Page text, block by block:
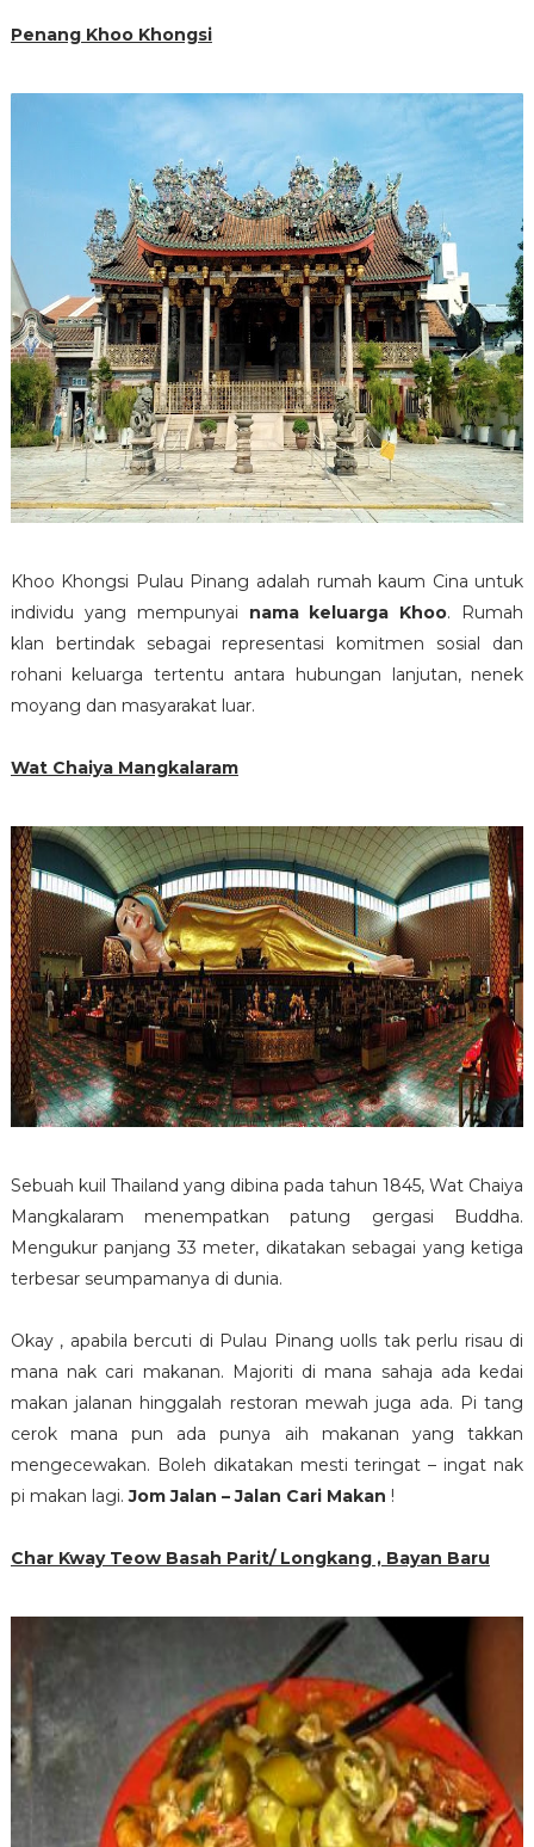
Penang Khoo Khongsi
Khoo Khongsi Pulau Pinang adalah rumah kaum Cina untuk
individu yang mempunyai nama keluarga Khoo. Rumah
klan bertindak sebagai representasi komitmen sosial dan
rohani keluarga tertentu antara hubungan lanjutan, nenek
moyang dan masyarakat luar.
Wat Chaiya Mangkalaram
Sebuah kuil Thailand yang dibina pada tahun 1845, Wat Chaiya
Mangkalaram menempatkan patung gergasi Buddha.
Mengukur panjang 33 meter, dikatakan sebagai yang ketiga
terbesar seumpamanya di dunia.
Okay , apabila bercuti di Pulau Pinang uolls tak perlu risau di
mana nak cari makanan. Majoriti di mana sahaja ada kedai
makan jalanan hinggalah restoran mewah juga ada. Pi tang
cerok mana pun ada punya aih makanan yang takkan
mengecewakan. Boleh dikatakan mesti teringat – ingat nak
pi makan lagi.Jom Jalan – Jalan Cari Makan !
Char Kway Teow Basah Parit/ Longkang , Bayan Baru